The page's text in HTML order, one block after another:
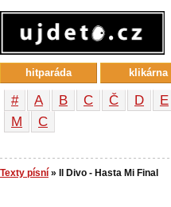
# A B C Č D E
М
С
Texty písní » Il Divo - Hasta Mi Final
hitparáda klikárna